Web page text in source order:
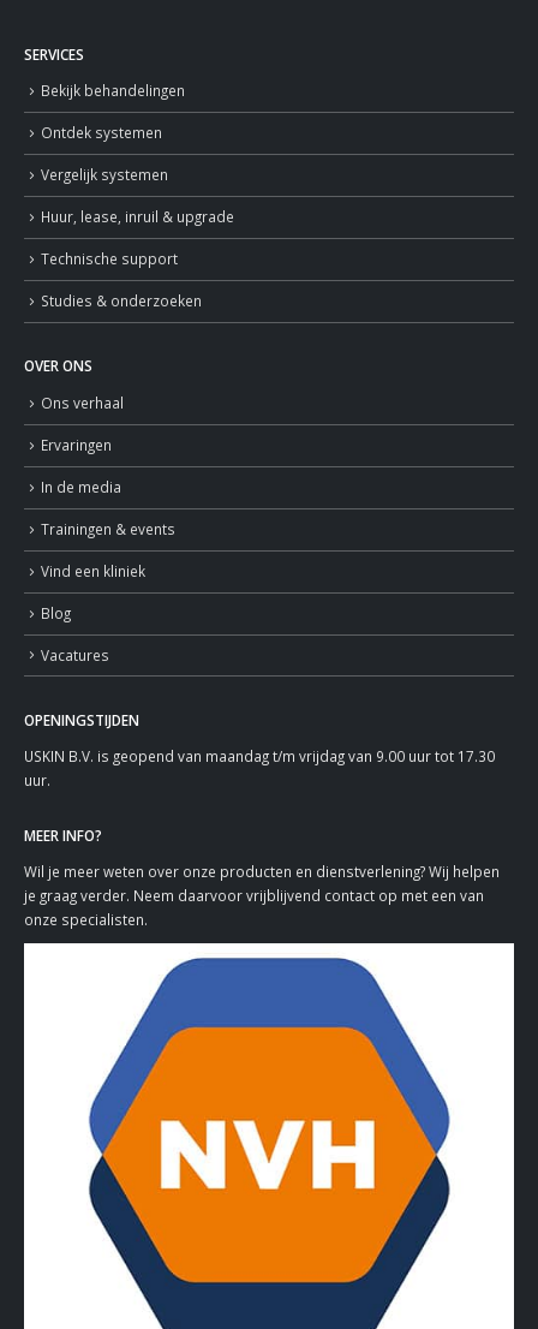
SERVICES
Bekijk behandelingen
Ontdek systemen
Vergelijk systemen
Huur, lease, inruil & upgrade
Technische support
Studies & onderzoeken
OVER ONS
Ons verhaal
Ervaringen
In de media
Trainingen & events
Vind een kliniek
Blog
Vacatures
OPENINGSTIJDEN
USKIN B.V. is geopend van maandag t/m vrijdag van 9.00 uur tot 17.30
uur.
MEER INFO?
Wil je meer weten over onze producten en dienstverlening? Wij helpen
je graag verder. Neem daarvoor vrijblijvend contact op met een van
onze specialisten.